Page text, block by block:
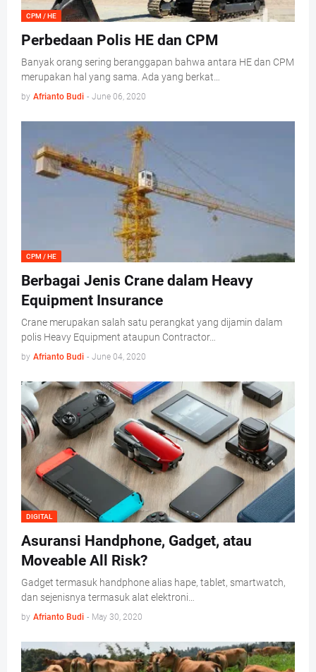
CPM / HE
Perbedaan Polis HE dan CPM
Banyak orang sering beranggapan bahwa antara HE dan CPM
merupakan hal yang sama. Ada yang berkat…
by Afrianto Budi - June 06, 2020
CPM / HE
Berbagai Jenis Crane dalam Heavy
Equipment Insurance
Crane merupakan salah satu perangkat yang dijamin dalam
polis Heavy Equipment ataupun Contractor…
by Afrianto Budi - June 04, 2020
DIGITAL
Asuransi Handphone, Gadget, atau
Moveable All Risk?
Gadget termasuk handphone alias hape, tablet, smartwatch,
dan sejenisnya termasuk alat elektroni…
by Afrianto Budi - May 30, 2020